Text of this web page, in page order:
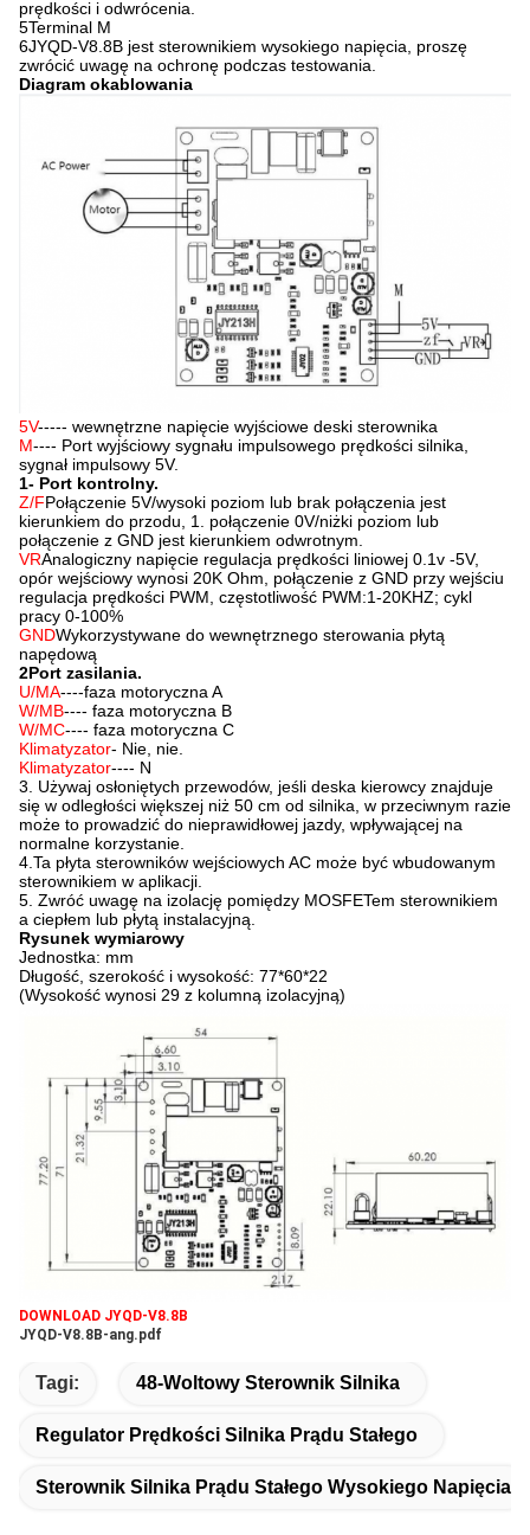
prędkości i odwrócenia.
5Terminal M
6JYQD-V8.8B jest sterownikiem wysokiego napięcia, proszę
zwrócić uwagę na ochronę podczas testowania.
Diagram okablowania
5V----- wewnętrzne napięcie wyjściowe deski sterownika
M---- Port wyjściowy sygnału impulsowego prędkości silnika,
sygnał impulsowy 5V.
1- Port kontrolny.
Z/FPołączenie 5V/wysoki poziom lub brak połączenia jest
kierunkiem do przodu, 1. połączenie 0V/niżki poziom lub
połączenie z GND jest kierunkiem odwrotnym.
VRAnalogiczny napięcie regulacja prędkości liniowej 0.1v -5V,
opór wejściowy wynosi 20K Ohm, połączenie z GND przy wejściu
regulacja prędkości PWM, częstotliwość PWM:1-20KHZ; cykl
pracy 0-100%
GNDWykorzystywane do wewnętrznego sterowania płytą
napędową
2Port zasilania.
U/MA----faza motoryczna A
W/MB---- faza motoryczna B
W/MC---- faza motoryczna C
Klimatyzator- Nie, nie.
Klimatyzator---- N
3. Używaj osłoniętych przewodów, jeśli deska kierowcy znajduje
się w odległości większej niż 50 cm od silnika, w przeciwnym razie
może to prowadzić do nieprawidłowej jazdy, wpływającej na
normalne korzystanie.
4.Ta płyta sterowników wejściowych AC może być wbudowanym
sterownikiem w aplikacji.
5. Zwróć uwagę na izolację pomiędzy MOSFETem sterownikiem
a ciepłem lub płytą instalacyjną.
Rysunek wymiarowy
Jednostka: mm
Długość, szerokość i wysokość: 77*60*22
(Wysokość wynosi 29 z kolumną izolacyjną)
DOWNLOAD JYQD-V8.8B
JYQD-V8.8B-ang.pdf
Tagi: 48-Woltowy Sterownik Silnika
Regulator Prędkości Silnika Prądu Stałego
Sterownik Silnika Prądu Stałego Wysokiego Napięcia